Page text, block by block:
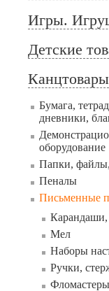
Игры.
Детские
Канцтовары
Бумага,
дневники,
оборудование
Папки,
Пеналы
Письменные
Карандаши,
Мел
Наборы
Ручки,
Фломастеры